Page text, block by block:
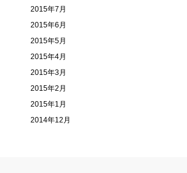
2015年7月
2015年6月
2015年5月
2015年4月
2015年3月
2015年2月
2015年1月
2014年12月